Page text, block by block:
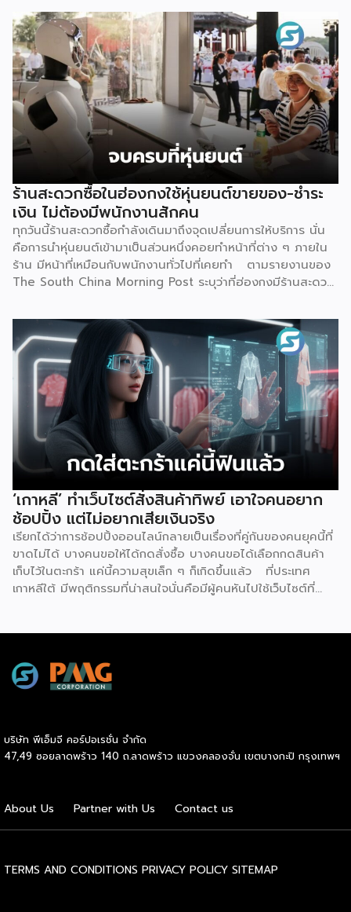
ผู้สมัครที่มีประวัติการเงินดีบางรายกลับถูกระบบปฏิเสธ
เหตุการณ์นี้ไม่ใช่แค่ดราม่าบนโลกออนไลน์เท่านั้น แต่เป็นกรณี
ศึกษาที่สะท้อนธรรมชาติของโมเดลธุรกิจใหม่ที่กำลังจะเปลี่ยน
โครงสร้างการเงินไทย นั่นคือ Virtual Bank ซึ่งผู้ประกอบการ
SME ควรทำความเข้าใจให้ลึกกว่าพาดหัวข่าว เพราะทั้งโอกาส และ
ความเสี่ยงที่เกิดขึ้นล้วนเกี่ยวข้องกับการเข้าถึงแหล่งทุนของธุรกิจ
รายย่อยโดยตรง ก่อนอื่นมาทำความเข้าใจกันก่อนว่า Virtual
Bank คืออะไร ต่างจากธนาคารเดิมตรงไหน คำตอบเรื่องนี้
อธิบายให้เข้าใจว่านี่ คือธนาคารที่ได้รับใบอนุญาตเต็มรูปแบบจาก
ธนาคารแห่งประเทศไทย (ธปท.) เหมือนธนาคารพาณิชย์ทั่วไปทุก
ประการ ต่างกันที่ไม่มีหน้าสาขาให้เดินเข้าไปทำธุรกรรม ทุกอย่าง
ตั้งแต่เปิดบัญชี ฝาก-ถอน โอนเงิน ไปจนถึงขอสินเชื่อ จะทำผ่าน
แอปพลิเคชันทั้งหมด จุดนี้คือสิ่งที่ทำให้ Virtual Bank ต่าง
จาก Mobile Banking ของธนาคารทั่วไปที่เราคุ้นเคย เพราะ
Mobile […]
ร้านสะดวกซื้อในฮ่องกงใช้หุ่นยนต์ขายของ-ชำระ
เงิน ไม่ต้องมีพนักงานสักคน
ทุกวันนี้ร้านสะดวกซื้อกำลังเดินมาถึงจุดเปลี่ยนการให้บริการ นั่น
คือการนำหุ่นยนต์เข้ามาเป็นส่วนหนึ่งคอยทำหน้าที่ต่าง ๆ ภายใน
ร้าน มีหน้าที่เหมือนกับพนักงานทั่วไปที่เคยทำ ตามรายงานของ
The South China Morning Post ระบุว่าที่ฮ่องกงมีร้านสะดวก
แปลกใหม่ด้วยการใช้หุ่นยนต์ฮิวมานอยด์เพียงตัวเดียวเป็นผู้
ควบคุมทุกอย่าง ซึ่งร้านแห่งนี้ตั้งอยู่ริมน้ำหงฮอม เปิดให้บริการ
ตลอด 24 ชั่วโมง แน่นอนว่าความพิเศษอยู่ที่การบริหารจัดการ
โดย “Xiao Gai” หุ่นยนต์ที่ถูกสร้างจากบริษัท Galbot ซึ่งเป็น
บริษัทด้านปัญญาประดิษฐ์ (AI) และหุ่นยนต์ในปักกิ่ง ด้วยความ
สูง 5 ฟุต 6 นิ้ว จึงทำหน้าที่ได้อย่างหลากหลาย ไม่ว่าจะเป็น การ
จัดเรียงสินค้าบนชั้นวาง, หยิบสินค้า และให้บริการลูกค้าเรื่องของ
การชำระเงิน ตามรายงานของ Galbot ระบุว่า “Xiao Gai”
สามารถสนทนากับลูกค้า, พูดคุยได้หลายภาษา, จำหน่ายสินค้าทุก
อย่าง ตั้งแต่ขนมขบเคี้ยวไปจนถึงยาที่หาซื้อได้ทั่วไป โดยความ
แปลกใหม่ของร้านค้าแห่งนี้คาดการณ์ว่าจะช่วยเพิ่มจำนวนผู้คน
สัญจรไป-มาในพื้นที่มากถึง 40% พร้อมกับตั้งเป้าวางแผนที่จะ
เปิดร้านค้าขนาดเล็กที่บริหารจัดการด้วยหุ่นยนต์อีก 100 แห่ง ใน
[…]
‘เกาหลี’ ทำเว็บไซต์สั่งสินค้าทิพย์ เอาใจคนอยาก
ช้อปปิ้ง แต่ไม่อยากเสียเงินจริง
เรียกได้ว่าการช้อปปิ้งออนไลน์กลายเป็นเรื่องที่คู่กันของคนยุคนี้ที่
ขาดไม่ได้ บางคนขอให้ได้กดสั่งซื้อ บางคนขอได้เลือกกดสินค้า
เก็บไว้ในตะกร้า แค่นี้ความสุขเล็ก ๆ ก็เกิดขึ้นแล้ว ที่ประเทศ
เกาหลีใต้ มีพฤติกรรมที่น่าสนใจนั่นคือมีผู้คนหันไปใช้เว็บไซต์ที่
ที่พัฒนามากที่สุดเช่นกัน แม้ว่าตัวเลขการค้าออนไลน์ยังคง
แข็งแกร่ง แต่อีกด้านหนึ่งกลับพบว่ากลุ่มเยาวชนเกาหลีใต้ หันไปใช้
ให้คะแนน และโปรโมชันต่าง ๆ รวมถึงการเพิ่มสินค้าลงในตะกร้า
กรอกที่อยู่จัดส่ง คลิกสั่งซื้อ เหล่านี้เพื่อมอบประสบการณ์การซื้อ
ความตื่นเต้น ความคาดหวัง และการหลั่งสารโดปามีนเล็กน้อย
แม้ว่าจะรู้อยู่แล้วว่าไม่ได้ซื้อสินค้าอะไรเลยก็ตาม อีกทั้ง ยัง
การล่อลวงจากโฆษณาที่มีอย่างต่อเนื่อง ซึ่งเว็บไซต์นี้มีประโยชน์
บริษัท พีเอ็มจี คอร์ปอเรชั่น จำกัด
47,49 ซอยลาดพร้าว 140 ถ.ลาดพร้าว แขวงคลองจั่น เขตบางกะปิ กรุงเทพฯ
About Us Partner with Us Contact us
TERMS AND CONDITIONS PRIVACY POLICY SITEMAP